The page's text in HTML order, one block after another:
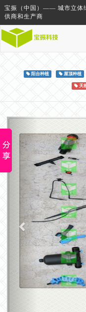
宝振（中国）—— 城市立体
供商和生产商
阳台种植 屋顶种植
天